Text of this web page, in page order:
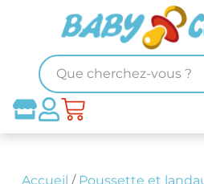
Accueil / Poussette et